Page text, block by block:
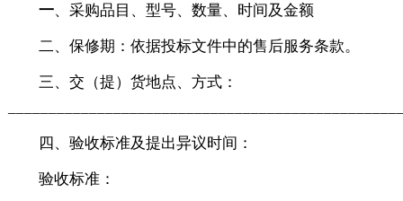
一、采购品目、型号、数量、时间及金额
二、保修期：依据投标文件中的售后服务条款。
三、交（提）货地点、方式：
四、验收标准及提出异议时间：
验收标准：